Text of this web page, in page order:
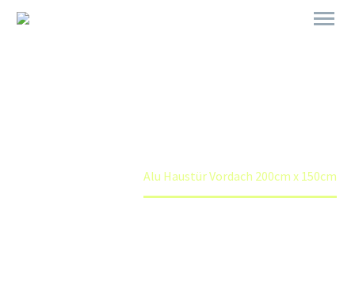
Alu Haustür Vordach 200cm x 150cm